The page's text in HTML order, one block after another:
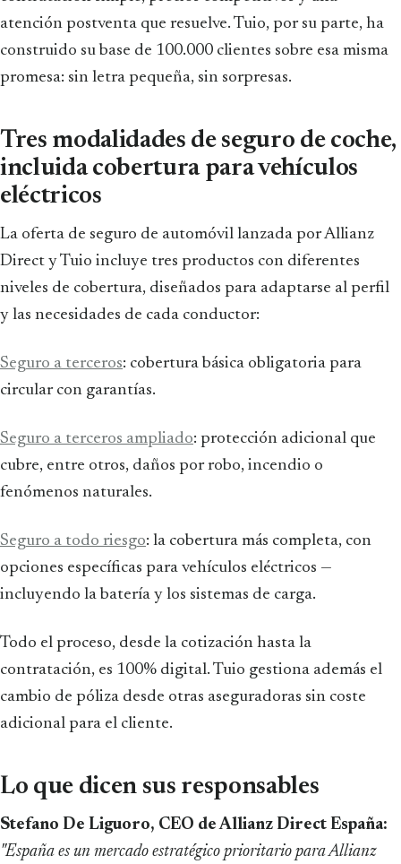
atención postventa que resuelve. Tuio, por su parte, ha
construido su base de 100.000 clientes sobre esa misma
promesa: sin letra pequeña, sin sorpresas.
Tres modalidades de seguro de coche,
incluida cobertura para vehículos
eléctricos
La oferta de seguro de automóvil lanzada por Allianz
Direct y Tuio incluye tres productos con diferentes
niveles de cobertura, diseñados para adaptarse al perfil
y las necesidades de cada conductor:
Seguro a terceros: cobertura básica obligatoria para
circular con garantías.
Seguro a terceros ampliado: protección adicional que
cubre, entre otros, daños por robo, incendio o
fenómenos naturales.
Seguro a todo riesgo: la cobertura más completa, con
opciones específicas para vehículos eléctricos —
incluyendo la batería y los sistemas de carga.
Todo el proceso, desde la cotización hasta la
contratación, es 100% digital. Tuio gestiona además el
cambio de póliza desde otras aseguradoras sin coste
adicional para el cliente.
Lo que dicen sus responsables
Stefano De Liguoro, CEO de Allianz Direct España:
"España es un mercado estratégico prioritario para Allianz